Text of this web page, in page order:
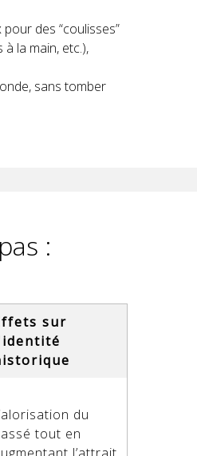
des “coulisses”
la main, etc.),
sans tomber
:
sur
du
tout en